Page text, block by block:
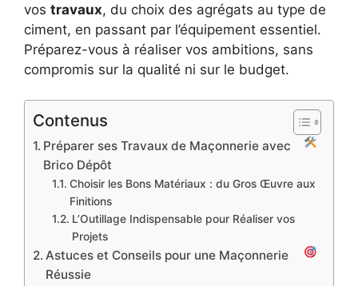
vos travaux, du choix des agrégats au type de
ciment, en passant par l’équipement essentiel.
Préparez-vous à réaliser vos ambitions, sans
compromis sur la qualité ni sur le budget.
Contenus
Préparer ses Travaux de Maçonnerie avec
Brico Dépôt
Choisir les Bons Matériaux : du Gros Œuvre aux
Finitions
L’Outillage Indispensable pour Réaliser vos
Projets
Astuces et Conseils pour une Maçonnerie
Réussie